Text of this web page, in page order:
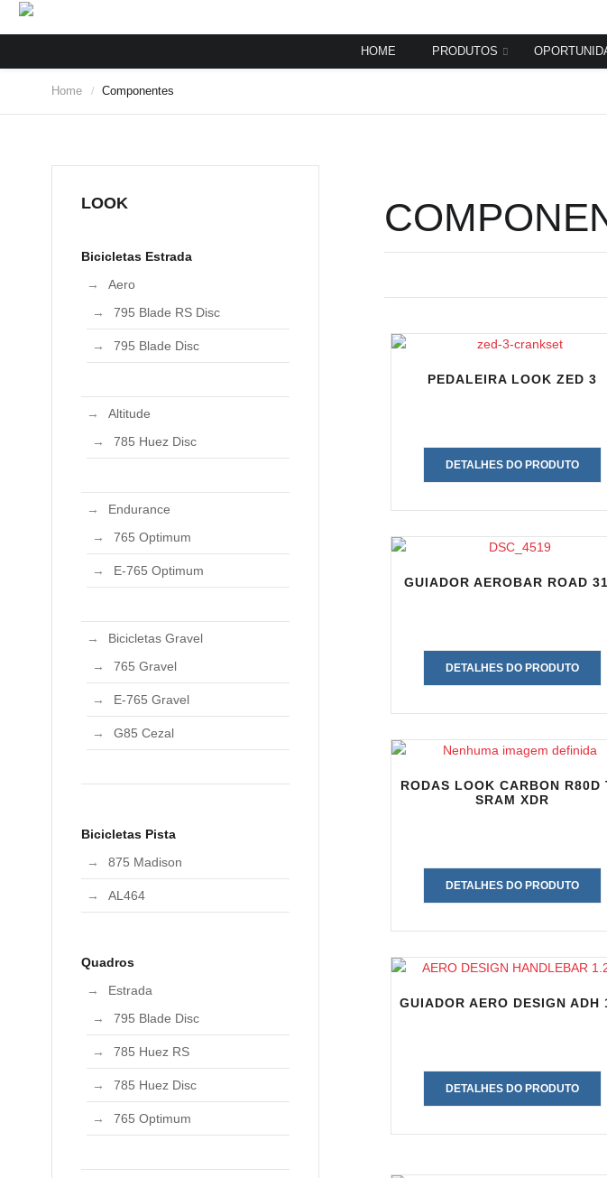
HOME PRODUTOS
Home / Componentes
PEDALEIRA LOOK ZED 3
DETALHES DO PRODUTO
GUIADOR AEROBAR ROAD
DETALHES DO PRODUTO
RODAS LOOK CARBON R80D
SRAM XDR
DETALHES DO PRODUTO
GUIADOR AERO DESIGN ADH
DETALHES DO PRODUTO
LOOK
Bicicletas Estrada
Aero
795 Blade RS Disc
795 Blade Disc
Altitude
785 Huez Disc
Endurance
765 Optimum
E-765 Optimum
Bicicletas Gravel
765 Gravel
E-765 Gravel
G85 Cezal
Bicicletas Pista
875 Madison
AL464
Quadros
Estrada
795 Blade Disc
785 Huez RS
785 Huez Disc
765 Optimum